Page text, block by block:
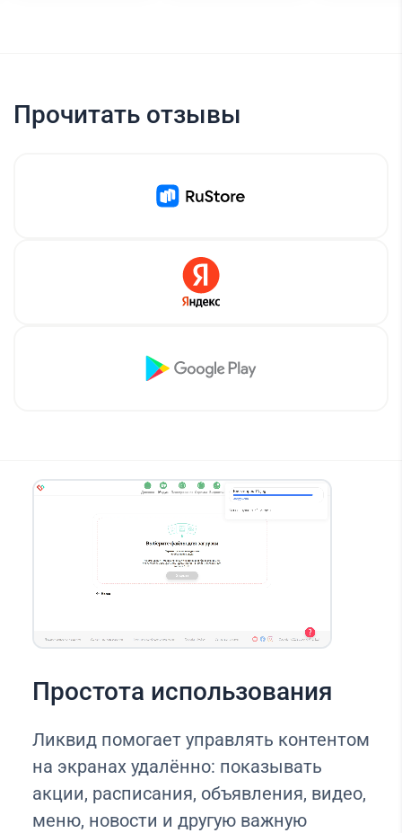
Прочитать отзывы
Простота использования
Ликвид помогает управлять контентом
на экранах удалённо: показывать
акции, расписания, объявления, видео,
меню, новости и другую важную